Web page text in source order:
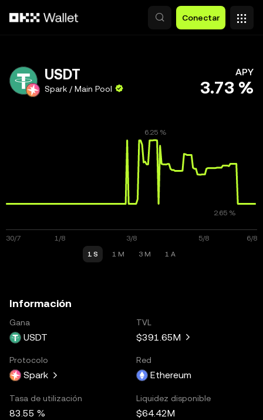
Conectar
USDT
Spark / Main Pool
APY
3.73 %
1 S 1 M 3 M 1 A
Información
Gana
USDT
TVL
$391.65M
Protocolo
Spark
Red
Ethereum
Tasa de utilización
83.55 %
Liquidez disponible
$64.42M